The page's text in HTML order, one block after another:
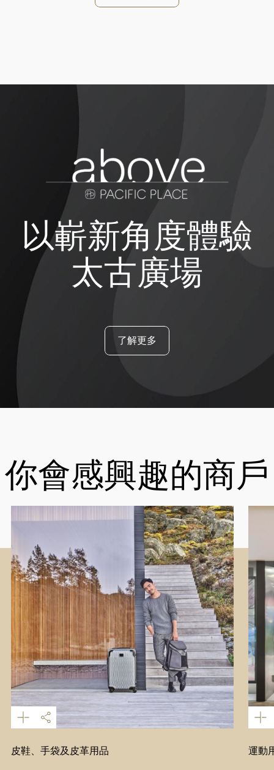
以嶄新角度體驗
太古廣場
了解更多
你會感興趣的商戶
皮鞋、手袋及皮革用品 運動